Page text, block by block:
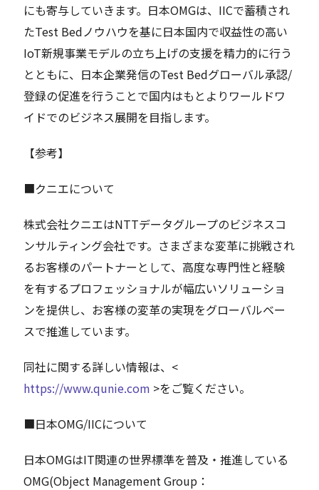
にも寄与していきます。日本OMGは、IICで蓄積され
たTest Bedノウハウを基に日本国内で収益性の高い
IoT新規事業モデルの立ち上げの支援を精力的に行う
とともに、日本企業発信のTest Bedグローバル承認/
登録の促進を行うことで国内はもとよりワールドワ
イドでのビジネス展開を目指します。
【参考】
■クニエについて
株式会社クニエはNTTデータグループのビジネスコ
ンサルティング会社です。さまざまな変革に挑戦され
るお客様のパートナーとして、高度な専門性と経験
を有するプロフェッショナルが幅広いソリューショ
ンを提供し、お客様の変革の実現をグローバルベー
スで推進しています。
同社に関する詳しい情報は、<
https://www.qunie.com >をご覧ください。
■日本OMG/IICについて
日本OMGはIT関連の世界標準を普及・推進している
OMG(Object Management Group：